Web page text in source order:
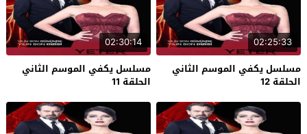
02:25:33
مسلسل يكفي الموسم الثاني
الحلقة 12
02:30:14
مسلسل يكفي الموسم الثاني
الحلقة 11